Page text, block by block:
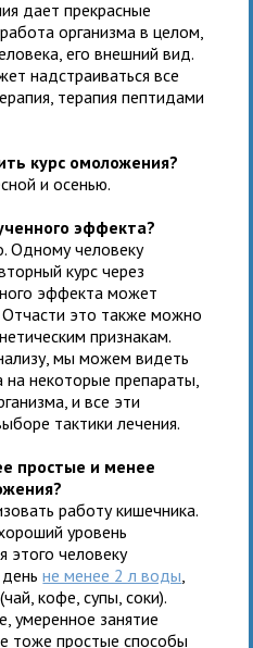
дает прекрасные
организма в целом,
его внешний вид.
надстраиваться все
терапия пептидами
курс омоложения?
и осенью.
эффекта?
Одному человеку
курс через
эффекта может
Отчасти это также можно
признакам.
мы можем видеть
на некоторые препараты,
и все эти
тактики лечения.
простые и менее
работу кишечника.
уровень
этого человеку
деньне менее 2 л воды
кофе, супы, соки).
умеренное занятие
тоже простые способы